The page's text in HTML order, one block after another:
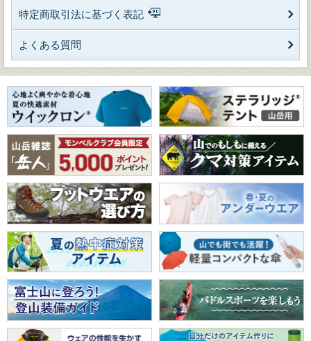
特定商取引法に基づく表記
よくある質問